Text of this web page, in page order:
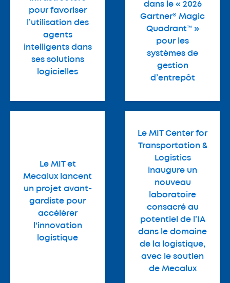
pour favoriser
l’utilisation des
agents
intelligents dans
ses solutions
logicielles
dans le « 2026
Gartner® Magic
Quadrant™ »
pour les
systèmes de
gestion
d’entrepôt
Le MIT et
Mecalux lancent
un projet avant-
gardiste pour
accélérer
l'innovation
logistique
Le MIT Center for
Transportation &
Logistics
inaugure un
nouveau
laboratoire
consacré au
potentiel de l’IA
dans le domaine
de la logistique,
avec le soutien
de Mecalux